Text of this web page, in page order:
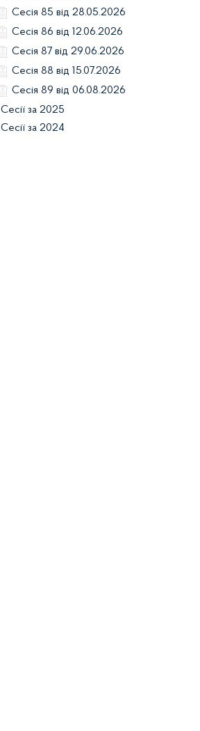
Сесія 85 від 28.05.2026
Сесія 86 від 12.06.2026
Сесія 87 від 29.06.2026
Сесія 88 від 15.07.2026
Сесія 89 від 06.08.2026
Сесії за 2025
Сесії за 2024